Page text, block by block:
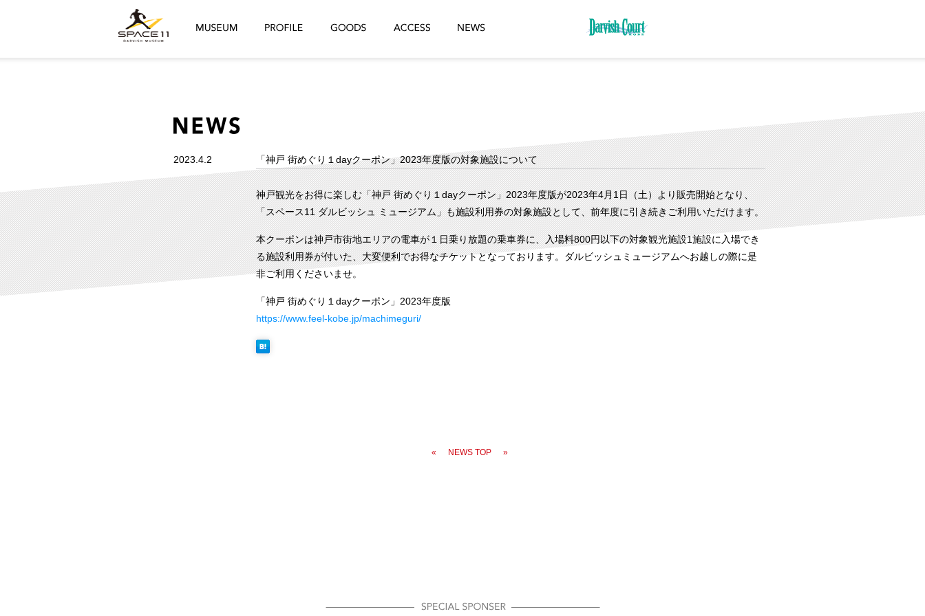
2023.4.2 「神戸 街めぐり１dayクーポン」2023年度版の対象施設について
神戸観光をお得に楽しむ「神戸 街めぐり１dayクーポン」2023年度版が2023年4月1日（土）より販売開始となり、
「スペース11 ダルビッシュ ミュージアム」も施設利用券の対象施設として、前年度に引き続きご利用いただけます。
本クーポンは神戸市街地エリアの電車が１日乗り放題の乗車券に、入場料800円以下の対象観光施設1施設に入場でき
る施設利用券が付いた、大変便利でお得なチケットとなっております。ダルビッシュミュージアムへお越しの際に是
非ご利用くださいませ。
「神戸 街めぐり１dayクーポン」2023年度版
https://www.feel-kobe.jp/machimeguri/
« NEWS TOP »